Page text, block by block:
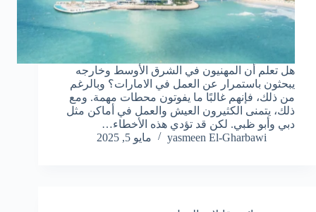
هل تعلم أن المهنيون في الشرق الأوسط وخارجه
يبحثون باستمرار عن العمل في الامارات؟ وبالرغم
من ذلك، فإنهم غالبًا ما يفوتون محطات مهمة. ومع
ذلك، يتمنى الكثيرون العيش والعمل في أماكن مثل
دبي وأبو ظبي. لكن قد تؤدي هذه الأخطاء…
yasmeen El-Gharbawi
مايو 5, 2025